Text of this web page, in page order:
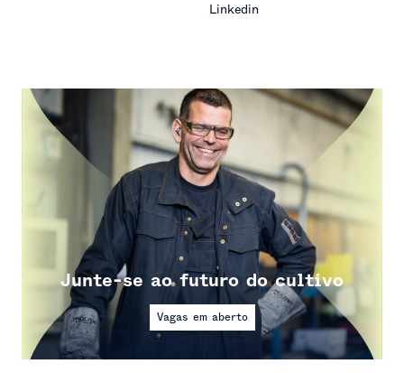
Linkedin
Junte-se ao futuro do cultivo
Vagas em aberto